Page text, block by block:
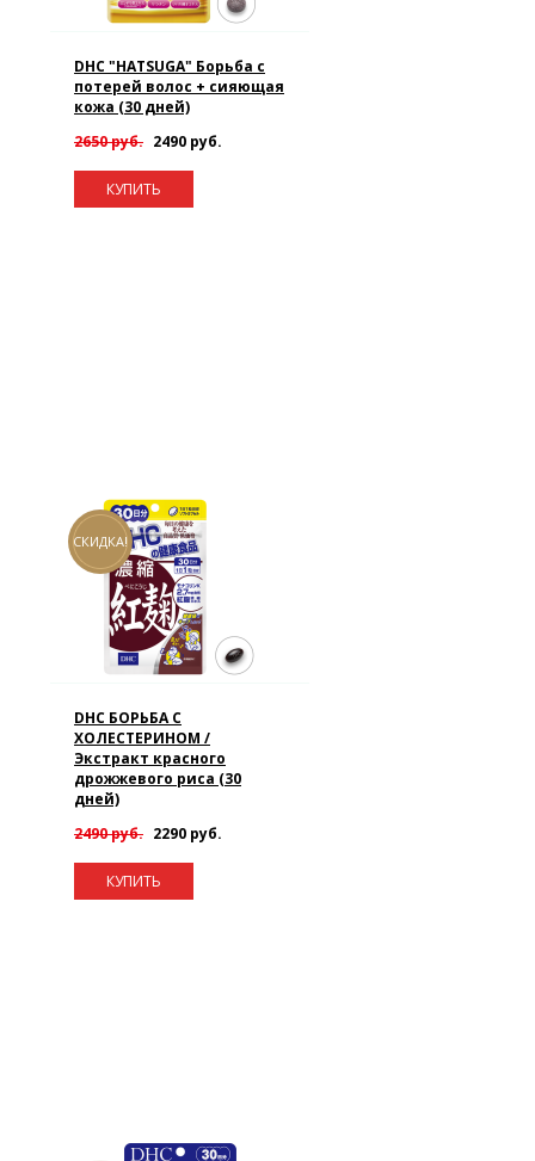
DHC "HATSUGA" Борьба с
потерей волос + сияющая
кожа (30 дней)
2650 руб. 2490 руб.
КУПИТЬ
СКИДКА!
DHC БОРЬБА С
ХОЛЕСТЕРИНОМ /
Экстракт красного
дрожжевого риса (30
дней)
2490 руб. 2290 руб.
КУПИТЬ